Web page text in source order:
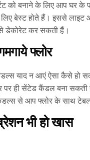
को बनाने के लिए आप घर के
लिए बेस्ट होते हैं। इससे
डेकोरेट कर सकती हैं।
फ्लोर
याद न आएं ऐसा कैसे हो
पर ही सेंटेड कैंडल बना
कैंडल्स से आप फ्लोर के साथ
भी हो खास